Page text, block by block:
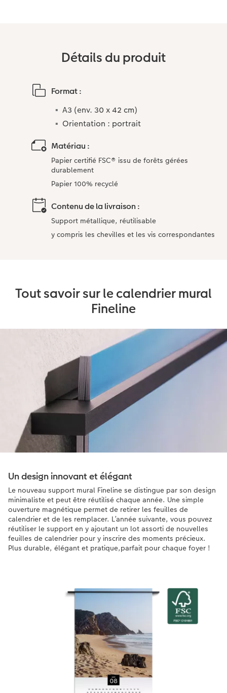
Détails du produit
Format :
A3 (env. 30 x 42 cm)​
Orientation : portrait
Matériau :
Papier certifié FSC® issu de forêts gérées
durablement
Papier 100% recyclé
Contenu de la livraison :
Support métallique, réutilisable
y compris les chevilles et les vis correspondantes
Tout savoir sur le calendrier mural
Fineline
Un design innovant et élégant
Le nouveau support mural Fineline se distingue par son design
minimaliste et peut être réutilisé chaque année. Une simple
ouverture magnétique permet de retirer les feuilles de
calendrier et de les remplacer. L’année suivante, vous pouvez
réutiliser le support en y ajoutant un lot assorti de nouvelles
feuilles de calendrier pour y inscrire des moments précieux.
Plus durable, élégant et pratique,parfait pour chaque foyer !